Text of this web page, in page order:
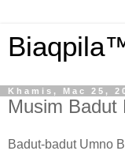
Khamis, Mac 25,
Musim Badut
Badut-badut Umno